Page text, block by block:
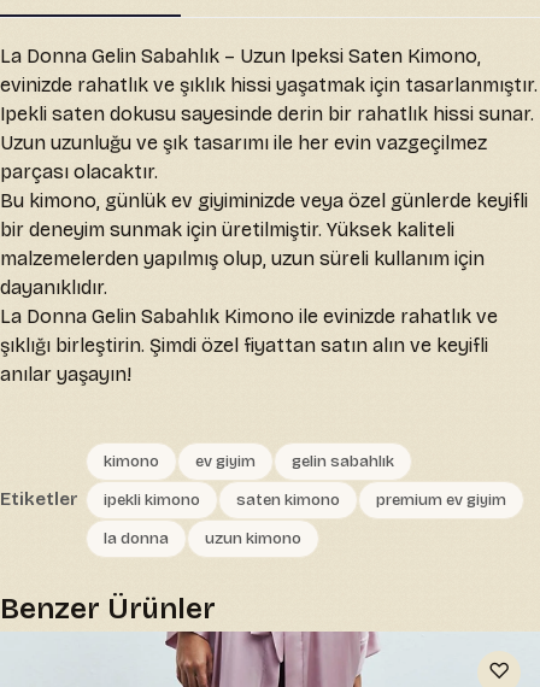
La Donna Gelin Sabahlık – Uzun Ipeksi Saten Kimono,
evinizde rahatlık ve şıklık hissi yaşatmak için tasarlanmıştır.
Ipekli saten dokusu sayesinde derin bir rahatlık hissi sunar.
Uzun uzunluğu ve şık tasarımı ile her evin vazgeçilmez
parçası olacaktır.
Bu kimono, günlük ev giyiminizde veya özel günlerde keyifli
bir deneyim sunmak için üretilmiştir. Yüksek kaliteli
malzemelerden yapılmış olup, uzun süreli kullanım için
dayanıklıdır.
La Donna Gelin Sabahlık Kimono ile evinizde rahatlık ve
şıklığı birleştirin. Şimdi özel fiyattan satın alın ve keyifli
anılar yaşayın!
Etiketler
kimono ev giyim
gelin sabahlık
ipekli kimono
saten kimono
premium ev giyim
la donna
uzun kimono
Benzer Ürünler
♡
" alt="Feu De Elu Frappant Gül Kurusu Uzun Saten Sabahlık
/ Kimono - ₺1463.88" loading="lazy">